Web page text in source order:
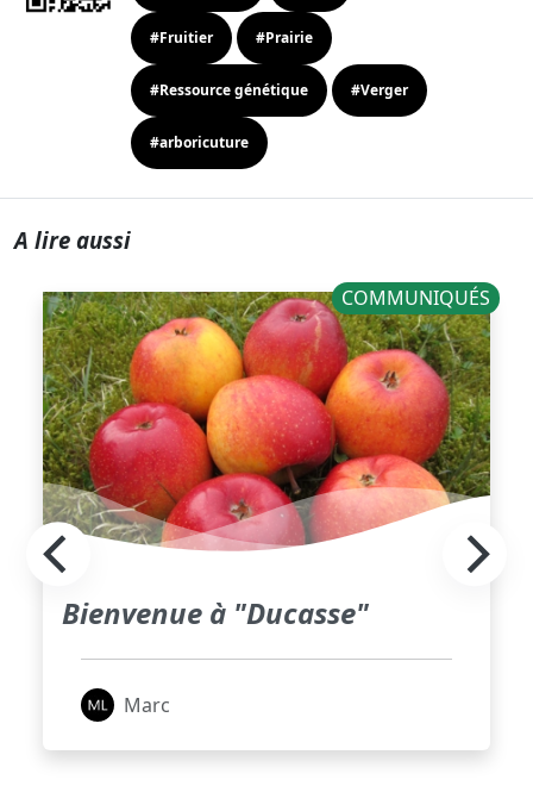
#Fruitier #Prairie
#Ressource génétique #Verger
#arboricuture
A lire aussi
COMMUNIQUÉS
Bienvenue à "Ducasse"
Marc